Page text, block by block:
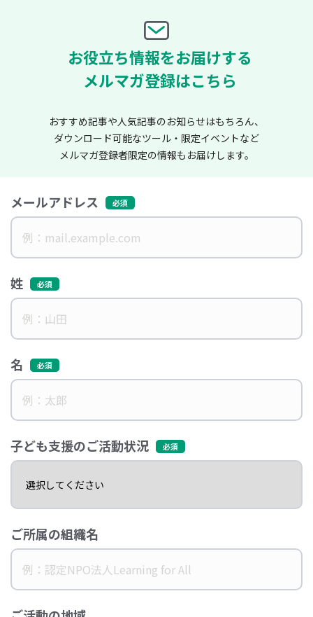
お役立ち情報をお届けする
メルマガ登録はこちら
おすすめ記事や人気記事のお知らせはもちろん、
ダウンロード可能なツール・限定イベントなど
メルマガ登録者限定の情報もお届けします。
メールアドレス
姓
名
子ども支援のご活動状況
ご所属の組織名